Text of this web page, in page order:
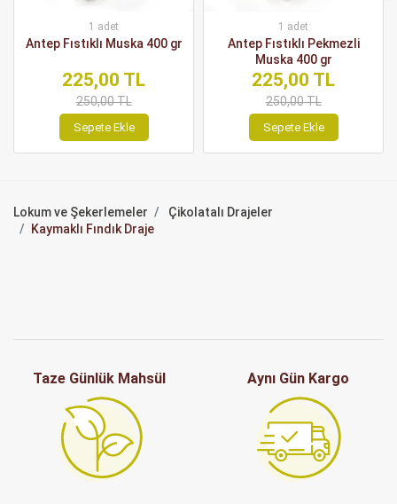
1 adet
Antep Fıstıklı Muska 400 gr
225,00 TL
250,00 TL
Sepete Ekle
1 adet
Antep Fıstıklı Pekmezli
Muska 400 gr
225,00 TL
250,00 TL
Sepete Ekle
Lokum ve Şekerlemeler
Çikolatalı Drajeler
Kaymaklı Fındık Draje
Taze Günlük Mahsül Aynı Gün Kargo